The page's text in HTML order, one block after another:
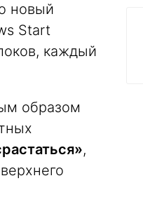
новый
Start
каждый
образом
,